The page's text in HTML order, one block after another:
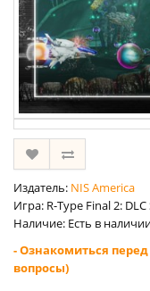
Издатель: NIS America
Игра: R-Type Final 2: DLC
Наличие: Есть в
- Ознакомиться
вопросы)